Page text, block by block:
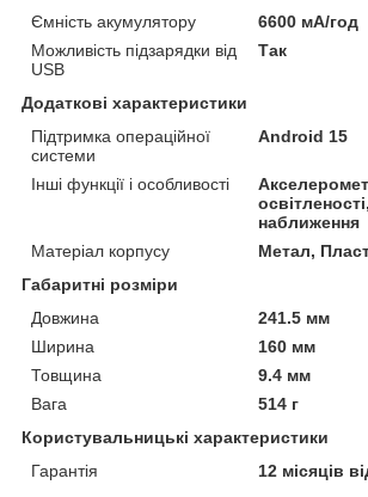
Ємність акумулятору
6600 мА/год
Можливість підзарядки від
USB
Так
Додаткові характеристики
Підтримка операційної
системи
Android 15
Інші функції і особливості
наближення
Матеріал корпусу
Метал,
Габаритні розміри
Довжина
241.5 мм
Ширина
160 мм
Товщина
9.4 мм
Вага
514 г
Користувальницькі характеристики
Гарантія
12 місяців